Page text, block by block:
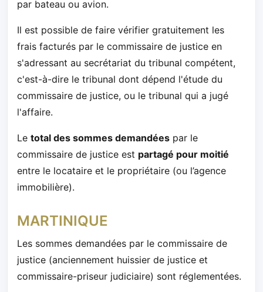
par bateau ou avion.
Il est possible de faire vérifier gratuitement les
frais facturés par le commissaire de justice en
s'adressant au secrétariat du tribunal compétent,
c'est-à-dire le tribunal dont dépend l'étude du
commissaire de justice, ou le tribunal qui a jugé
l'affaire.
Le total des sommes demandées par le
commissaire de justice est partagé pour moitié
entre le locataire et le propriétaire (ou l’agence
immobilière).
MARTINIQUE
Les sommes demandées par le commissaire de
justice (anciennement huissier de justice et
commissaire-priseur judiciaire) sont réglementées.